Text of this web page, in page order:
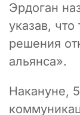
Эрдоган
указав,
решения
альянса».
Накануне,